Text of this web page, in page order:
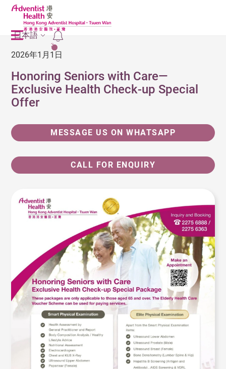
2
日本語
2026年1月1日
Honoring Seniors with Care—
Exclusive Health Check-up Special
Offer
MESSAGE US ON WHATSAPP
CALL FOR ENQUIRY